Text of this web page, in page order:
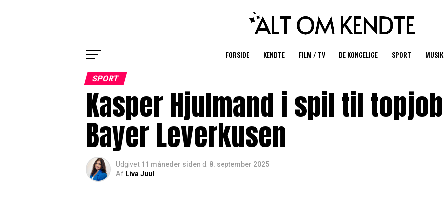
FORSIDE KENDTE FILM / TV DE KONGELIGE SPORT MUSIK
SPORT
Kasper Hjulmand i spil til
Bayer Leverkusen
Udgivet 11 måneder siden d. 8. september 2025
Af Liva Juul